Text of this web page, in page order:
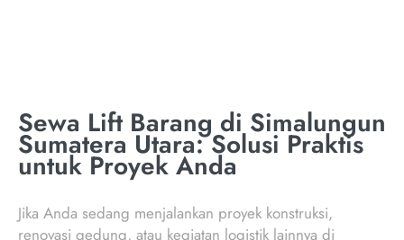
Sewa Lift Barang di Simalungun
Sumatera Utara: Solusi Praktis
untuk Proyek Anda
Jika Anda sedang menjalankan proyek konstruksi,
renovasi gedung, atau kegiatan logistik lainnya di